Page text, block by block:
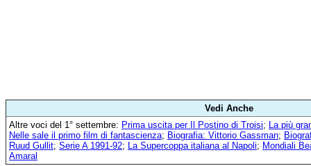
Vedi Anche
Altre voci del 1° settembre: Prima uscita per Il Postino di Troisi; La più
Nelle sale il primo film di fantascienza; Biografia: Vittorio Gassman;
Ruud Gullit; Serie A 1991-92; La Supercoppa italiana al Napoli; Mondiali
Amaral